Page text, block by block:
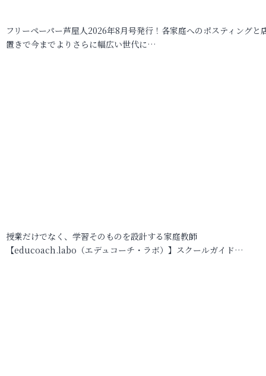
フリーペーパー芦屋人2026年8月号発行！各家庭へのポスティングと
置きで今までよりさらに幅広い世代に…
授業だけでなく、学習そのものを設計する家庭教師
【educoach.labo（エデュコーチ・ラボ）】スクールガイド…